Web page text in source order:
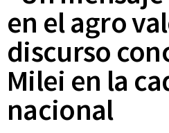
en el agro
discurso
Milei en la
nacional